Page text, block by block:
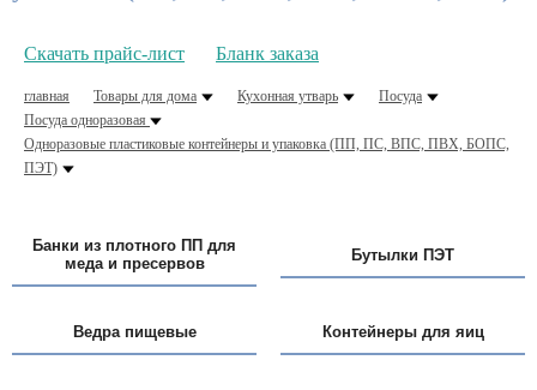
Скачать прайс-лист Бланк заказа
главная Товары для дома Кухонная утварь
Посуда
Посуда одноразовая
Одноразовые пластиковые контейнеры и упаковка (ПП, ПС, ВПС, ПВХ, БОПС,
ПЭТ)
Банки из плотного ПП для
меда и пресервов
Бутылки ПЭТ
Ведра пищевые Контейнеры для яиц